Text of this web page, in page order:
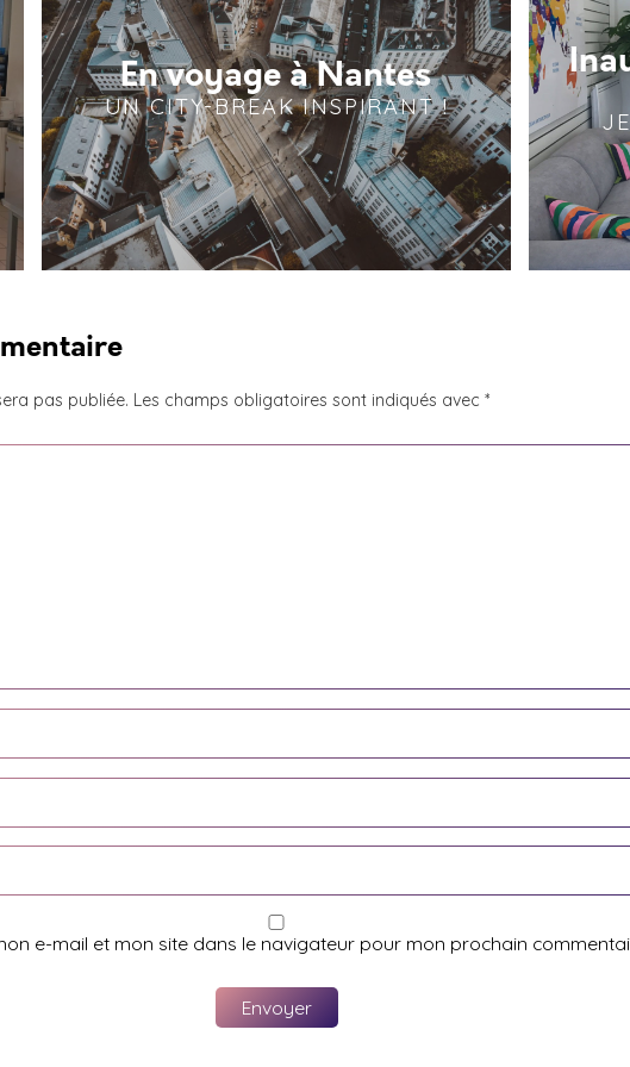
En voyage à Nantes
UN CITY-BREAK INSPIRANT !
pas publiée. Les champs obligatoires sont indiqués avec *
e-mail et mon site dans le navigateur pour mon prochain